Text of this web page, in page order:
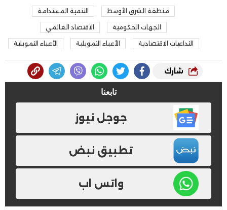
منطقة الشرق الأوسط التنمية المستدامة
الجهات الحكومية الاقتصاد العالمي
التداعيات الاقتصادية الأعباء التمويلية الأعباء التمويلية
شارك
تابعنا
جوجل نيوز
تطبيق نبض
واتس اب